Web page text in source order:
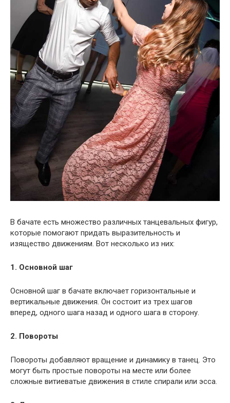
В бачате есть множество различных танцевальных фигур,
которые помогают придать выразительность и
изящество движениям. Вот несколько из них:
1. Основной шаг
Основной шаг в бачате включает горизонтальные и
вертикальные движения. Он состоит из трех шагов
вперед, одного шага назад и одного шага в сторону.
2. Повороты
Повороты добавляют вращение и динамику в танец. Это
могут быть простые повороты на месте или более
сложные витиеватые движения в стиле спирали или эсса.